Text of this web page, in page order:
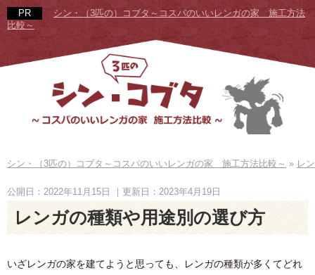
シン・（3匹の）コブタ～コスパのいいレンガの家 施工方法
比較～
シン・（3匹の）コブタ～コスパのいいレンガの家 施工方法比較～ » レ
公開日：2022年11月15日 ｜更新日：2023年4月19日
レンガの種類や用途別の選び方
いざレンガの家を建てようと思っても、レンガの種類が多くてどれ